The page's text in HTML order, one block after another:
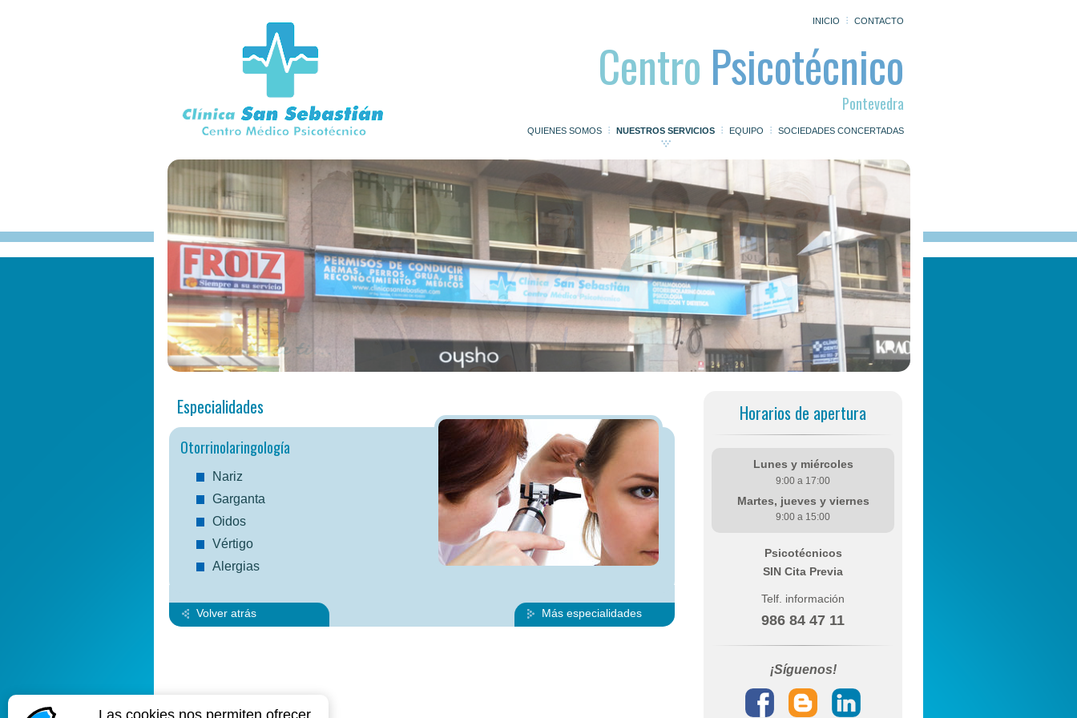
CONTACTO
INICIO
Centro Psicotécnico
Pontevedra
SOCIEDADES CONCERTADAS
EQUIPO
NUESTROS SERVICIOS
QUIENES SOMOS
Especialidades
Otorrinolaringología
Nariz
Garganta
Oidos
Vértigo
Alergias
Volver atrás Más especialidades
Horarios de apertura
Lunes y miércoles
9:00 a 17:00
Martes, jueves y viernes
9:00 a 15:00
Psicotécnicos
SIN Cita Previa
Telf. información
986 84 47 11
¡Síguenos!
Las cookies nos permiten ofrecer